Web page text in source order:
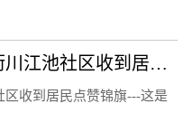
情系万千业主 武汉军山街川江池社区收到居民点赞锦旗
收到居民点赞锦旗---这是